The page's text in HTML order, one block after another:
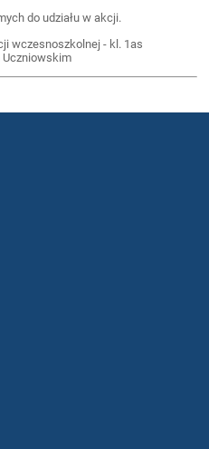
do udziału w akcji.
wczesnoszkolnej - kl. 1as
Uczniowskim